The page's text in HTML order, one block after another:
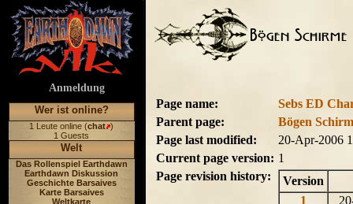
Anmeldung
Wer ist online?
1 Leute online (chat )
1 Guests
Welt
Das Rollenspiel Earthdawn
Earthdawn Diskussion
Geschichte Barsaives
Karte Barsaives
Weltkarte
Page name:
Sebs ED
Parent page:
Bögen
Page last modified:
20-Apr-2006
Current page version: 1
Page revision history:
Version
1